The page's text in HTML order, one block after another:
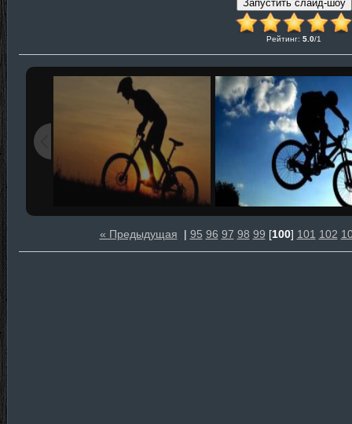
Рейтинг: 5.0/1
« Предыдущая | 95 96 97 98 99 [100] 101 102